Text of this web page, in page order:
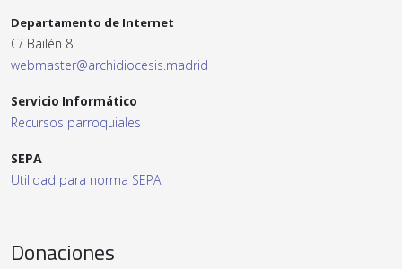
Departamento de Internet
C/ Bailén 8
webmaster@archidiocesis.madrid
Servicio Informático
Recursos parroquiales
SEPA
Utilidad para norma SEPA
Donaciones